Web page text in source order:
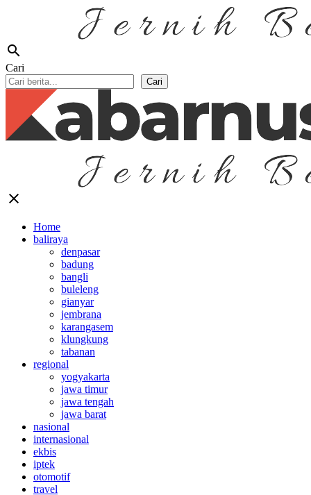
search
Cari
Cari
close
Home
baliraya
denpasar
badung
bangli
buleleng
gianyar
jembrana
karangasem
klungkung
tabanan
regional
yogyakarta
jawa timur
jawa tengah
jawa barat
nasional
internasional
ekbis
iptek
otomotif
travel